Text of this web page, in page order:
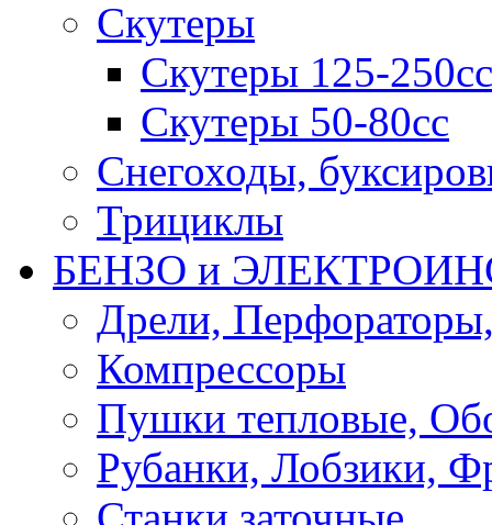
Скутеры
Скутеры 125-250сс
Скутеры 50-80сс
Снегоходы,
Трициклы
БЕНЗО и
Дрели,
Компрессоры
Пушки тепловые,
Рубанки, Лобзики,